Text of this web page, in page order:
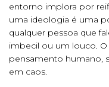
entorno implora por
uma ideologia é uma
qualquer pessoa que
imbecil ou um louco.
pensamento humano,
em caos.